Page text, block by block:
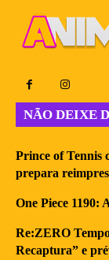
NÃO DEIXE
Prince of Tennis
prepara
One Piece 1190:
Re:ZERO
Recaptura” e